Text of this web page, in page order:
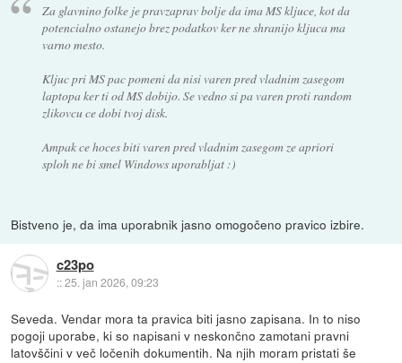
Za glavnino folke je pravzaprav bolje da ima MS kljuce, kot da
potencialno ostanejo brez podatkov ker ne shranijo kljuca ma
varno mesto.
Kljuc pri MS pac pomeni da nisi varen pred vladnim zasegom
laptopa ker ti od MS dobijo. Se vedno si pa varen proti random
zlikovcu ce dobi tvoj disk.
Ampak ce hoces biti varen pred vladnim zasegom ze apriori
sploh ne bi smel Windows uporabljat :)
Bistveno je, da ima uporabnik jasno omogočeno pravico izbire.
c23po
::25. jan 2026, 09:23
Seveda. Vendar mora ta pravica biti jasno zapisana. In to niso
pogoji uporabe, ki so napisani v neskončno zamotani pravni
latovščini v več ločenih dokumentih. Na njih moram pristati še